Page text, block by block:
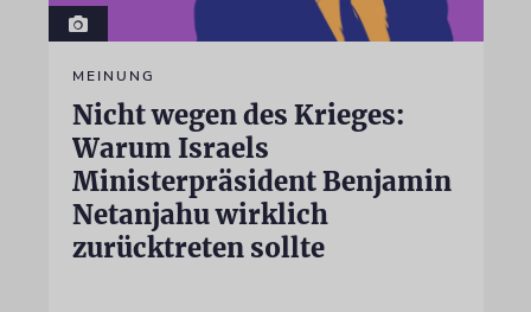
MEINUNG
Nicht wegen des Krieges:
Warum Israels
Ministerpräsident Benjamin
Netanjahu wirklich
zurücktreten sollte